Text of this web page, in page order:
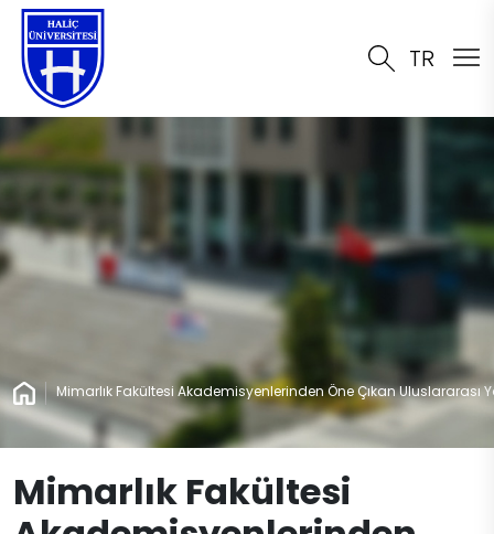
TR
Mimarlık Fakültesi Akademisyenlerinden Öne Çıkan Uluslararası
Mimarlık Fakültesi